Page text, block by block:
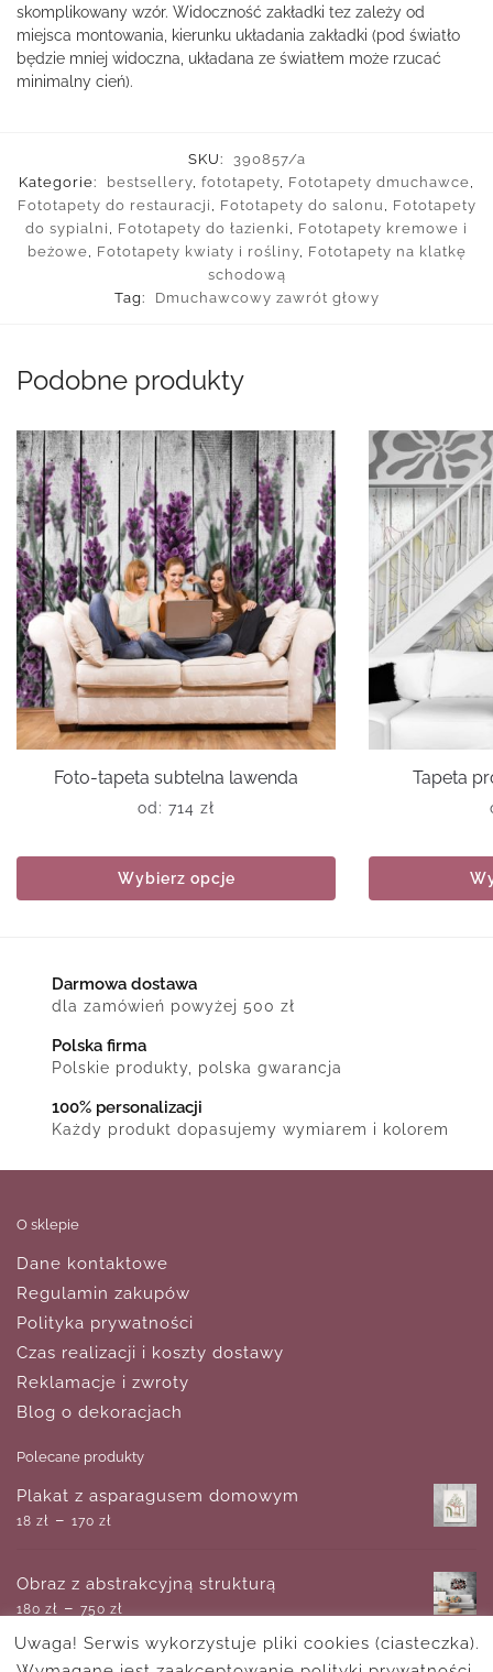
skomplikowany wzór. Widoczność zakładki tez zależy od
miejsca montowania, kierunku układania zakładki (pod światło
będzie mniej widoczna, układana ze światłem może rzucać
minimalny cień).
SKU:
390857/a
Kategorie:
bestsellery, fototapety, Fototapety dmuchawce,
Fototapety do restauracji , Fototapety do salonu , Fototapety
do sypialni , Fototapety do łazienki , Fototapety kremowe i
beżowe, Fototapety kwiaty i rośliny, Fototapety na klatkę
schodową
Tag:
Dmuchawcowy zawrót głowy
Podobne produkty
Foto-tapeta subtelna lawenda
od: 714 zł
Wybierz opcje
Tapeta
Darmowa dostawa
dla zamówień powyżej 500 zł
Polska firma
Polskie produkty, polska gwarancja
100% personalizacji
Każdy produkt dopasujemy wymiarem i kolorem
O sklepie
Dane kontaktowe
Regulamin zakupów
Polityka prywatności
Czas realizacji i koszty dostawy
Reklamacje i zwroty
Blog o dekoracjach
Polecane produkty
Plakat z asparagusem domowym
18 zł – 170 zł
Obraz z abstrakcyjną strukturą
180 zł – 750 zł
Uwaga! Serwis wykorzystuje pliki cookies (ciasteczka).